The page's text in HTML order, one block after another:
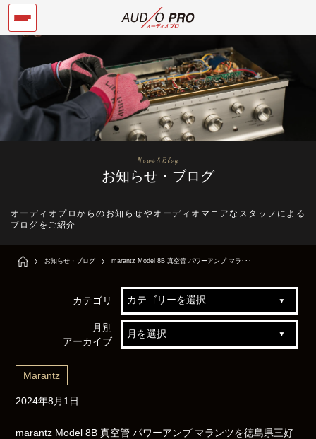
News&Blog
お知らせ・ブログ
オーディオプロからのお知らせやオーディオマニアなスタッフによる
ブログをご紹介
お知らせ・ブログ marantz Model 8B 真空管 パワーアンプ マラ･･･
カテゴリ
月別
アーカイブ
Marantz
2024年8月1日
marantz Model 8B 真空管 パワーアンプ マランツを徳島県三好